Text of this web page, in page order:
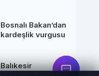
Bosnalı Bakan’dan
kardeşlik vurgusu
Balıkesir